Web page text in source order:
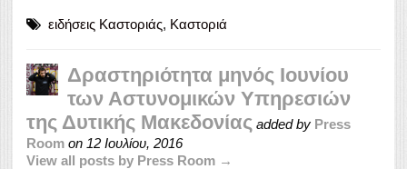
ειδήσεις Καστοριάς, Καστοριά
Δραστηριότητα μηνός Ιουνίου
των Αστυνομικών Υπηρεσιών
της Δυτικής Μακεδονίας added by Press
Room on 12 Ιουλίου, 2016
View all posts by Press Room →